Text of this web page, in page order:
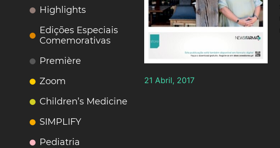
Highlights
Edições Especiais
Comemorativas
Première
Zoom
Children’s Medicine
SIMPLIFY
Pediatria
21 Abril, 2017